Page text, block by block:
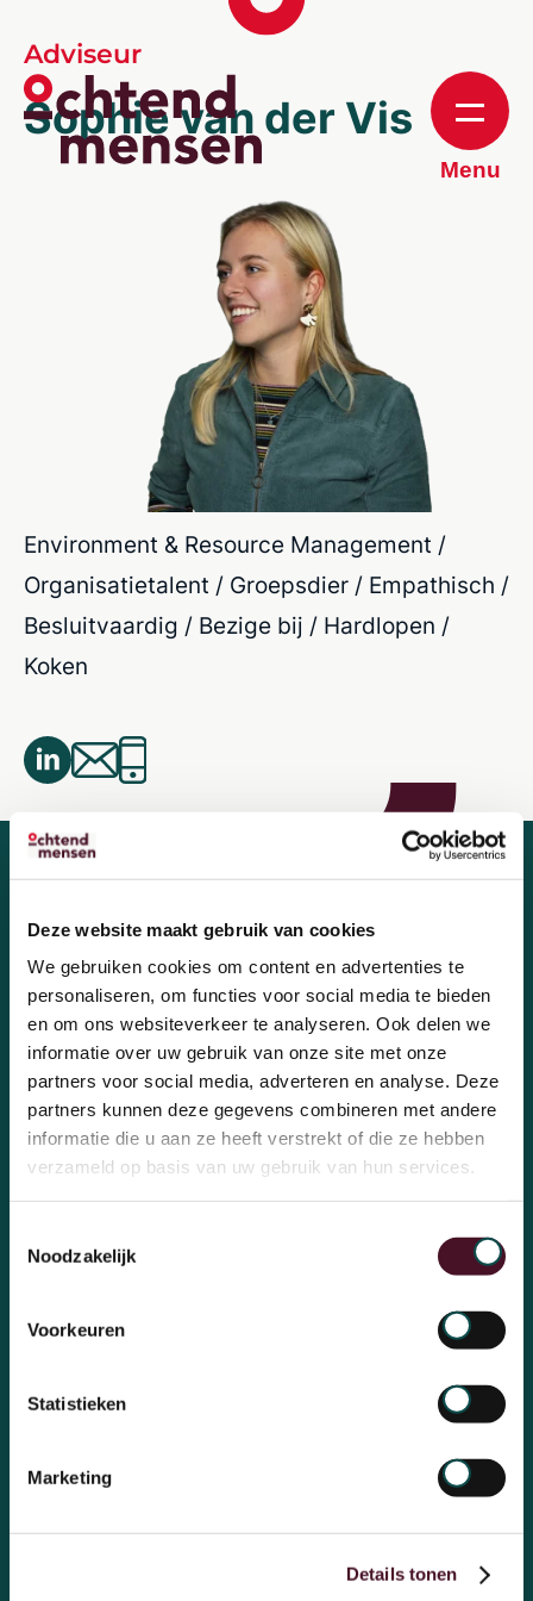
Deze website maakt gebruik van cookies
We gebruiken cookies om content en advertenties te
personaliseren, om functies voor social media te bieden
en om ons websiteverkeer te analyseren. Ook delen we
informatie over uw gebruik van onze site met onze
partners voor social media, adverteren en analyse. Deze
partners kunnen deze gegevens combineren met andere
informatie die u aan ze heeft verstrekt of die ze hebben
verzameld op basis van uw gebruik van hun services.
Noodzakelijk
Voorkeuren
Statistieken
Marketing
Details tonen
Menu
Adviseur
Sophie van der Vis
Environment & Resource Management /
Organisatietalent / Groepsdier / Empathisch /
Besluitvaardig / Bezige bij / Hardlopen /
Koken
Wij zoeken nieuwe
OchtendMensen!
Aanmelden voor de inhousedag
Over OchtendMensen
Ons bureau
Thema's